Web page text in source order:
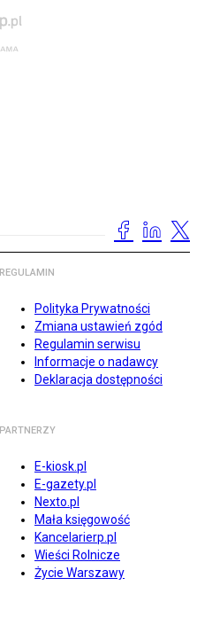
REGULAMIN
Polityka Prywatności
Zmiana ustawień zgód
Regulamin serwisu
Informacje o nadawcy
Deklaracja dostępności
PARTNERZY
E-kiosk.pl
E-gazety.pl
Nexto.pl
Mała księgowość
Kancelarierp.pl
Wieści Rolnicze
Życie Warszawy